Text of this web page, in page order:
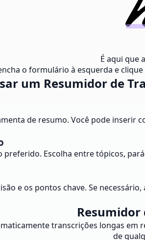
É aqui que
o formulário à esquerda e
um Resumidor de
de resumo. Você pode
Escolha entre tópicos,
e os pontos chave. Se
Resumidor
transcrições longas
de